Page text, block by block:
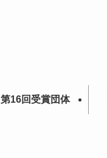
第16回受賞団体